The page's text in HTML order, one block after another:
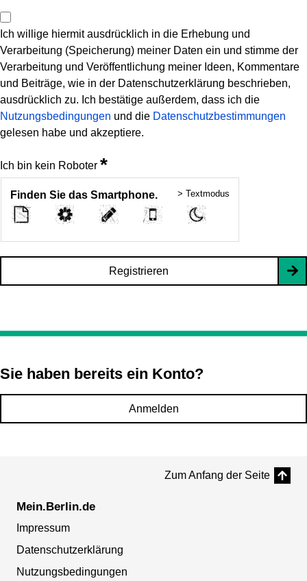
Ich willige hiermit ausdrücklich in die Erhebung und
Verarbeitung (Speicherung) meiner Daten ein und stimme der
Verarbeitung und Veröffentlichung meiner Ideen, Kommentare
und Beiträge, wie in der Datenschutzerklärung beschrieben,
ausdrücklich zu. Ich bestätige außerdem, dass ich die
Nutzungsbedingungen und die Datenschutzbestimmungen
gelesen habe und akzeptiere.
Ich bin kein Roboter *
Finden Sie das Smartphone. > Textmodus
Registrieren
Sie haben bereits ein Konto?
Anmelden
Zum Anfang der Seite
Mein.Berlin.de
Impressum
Datenschutzerklärung
Nutzungsbedingungen